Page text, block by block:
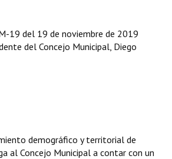
19 del 19 de noviembre de 2019
del Concejo Municipal, Diego
demográfico y territorial de
al Concejo Municipal a contar con un